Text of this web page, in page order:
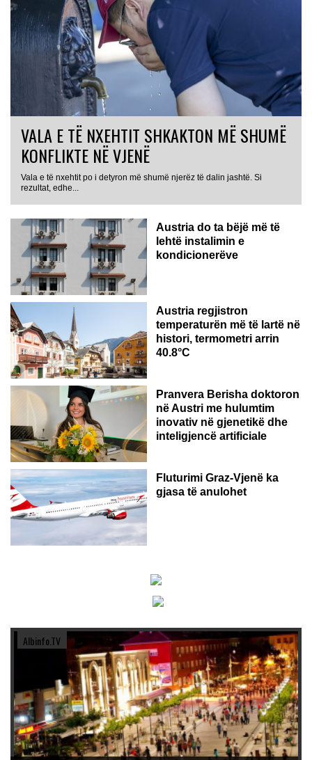
VALA E TË NXEHTIT SHKAKTON MË SHUMË
KONFLIKTE NË VJENË
Vala e të nxehtit po i detyron më shumë njerëz të dalin jashtë. Si
rezultat, edhe...
Austria do ta bëjë më të
lehtë instalimin e
kondicionerëve
Austria regjistron
temperaturën më të lartë në
histori, termometri arrin
40.8°C
AUSTRI
Pranvera Berisha doktoron
në Austri me hulumtim
inovativ në gjenetikë dhe
inteligjencë artificiale
Fluturimi Graz-Vjenë ka
gjasa të anulohet
Albinfo.TV